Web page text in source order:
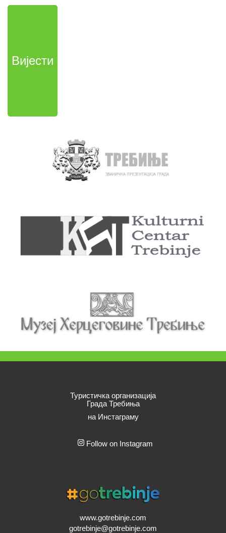
Вијести
Туристичка организација
Града Требиња
на Инстаграму
Follow on Instagram
www.gotrebinje.com
gotrebinje@gotrebinje.com